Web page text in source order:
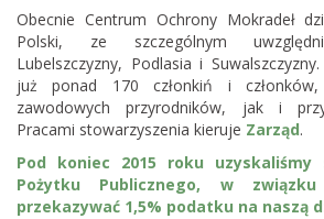
Obecnie Centrum Ochrony Mokradeł
Polski, ze szczególnym
Lubelszczyzny, Podlasia i
już ponad 170 członkiń i
zawodowych przyrodników, jak i
Pracami stowarzyszenia kieruje Zarząd.
Pod koniec 2015 roku uzyskaliśmy
Pożytku Publicznego, w
przekazywać 1,5% podatku na naszą